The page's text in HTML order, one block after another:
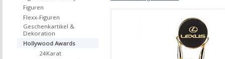
Figuren
Flexx-Figuren
Geschenkartikel &
Dekoration
Hollywood Awards
24Karat